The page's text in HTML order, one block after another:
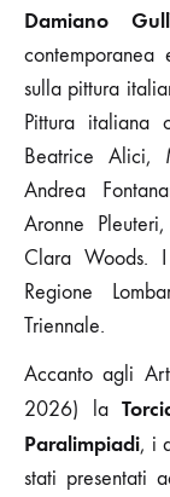
Damiano
sulla pittura
Pittura italiana
Beatrice Alici,
Andrea
Aronne
Clara Woods.
Regione
Triennale.
Accanto agli
2026) la
Paralimpiadi, i
stati presentati